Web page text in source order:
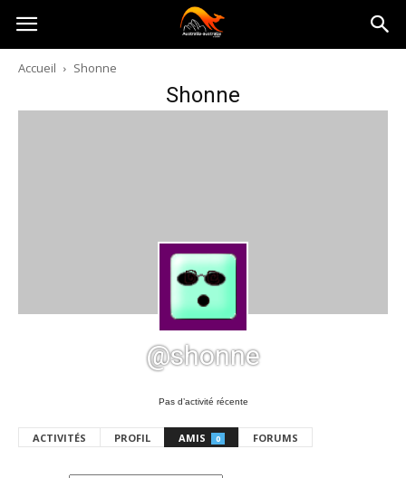
Australia-
australie.com
Accueil Shonne
Shonne
@shonne
Pas d’activité récente
ACTIVITÉS PROFIL AMIS 0 FORUMS